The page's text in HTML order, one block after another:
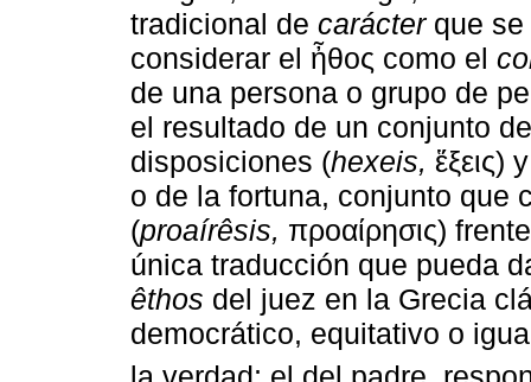
tradicional de carácterque se
considerar el ἦθος como el
de una persona o grupo de
el resultado de un conjunto
disposiciones (hexeis,
o de la fortuna, conjunto que
(proaírêsis, προαίρησις)
única traducción que pueda
êthos del juez en la Grecia
democrático, equitativo o